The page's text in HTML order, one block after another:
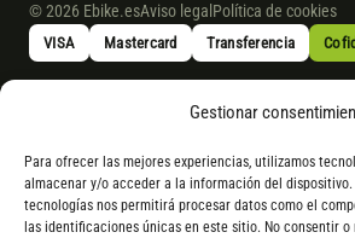
Gestionar
Para ofrecer las mejores experiencias, utilizamos
almacenar y/o acceder a la información del
tecnologías nos permitirá procesar datos como el
las identificaciones únicas en este sitio. No consentir
© 2026 Ebike.esAviso legal Política de cookies
VISA Mastercard Transferencia
* Financiación instantánea con Cofidis hasta
los detallespor
* Los modelos con entrega inmediata se